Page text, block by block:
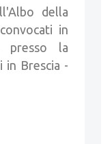
della
in
presso la
in Brescia -